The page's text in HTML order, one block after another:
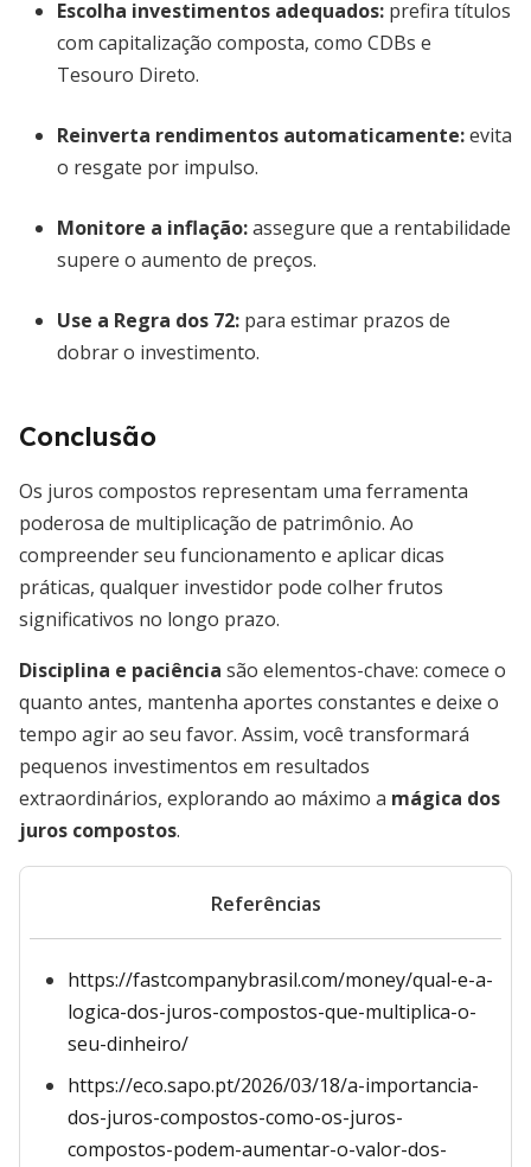
Escolha investimentos adequados: prefira títulos
com capitalização composta, como CDBs e
Tesouro Direto.
Reinverta rendimentos automaticamente:evita
o resgate por impulso.
Monitore a inflação:assegure que a rentabilidade
supere o aumento de preços.
Use a Regra dos 72: para estimar prazos de
dobrar o investimento.
Conclusão
Os juros compostos representam uma ferramenta
poderosa de multiplicação de patrimônio. Ao
compreender seu funcionamento e aplicar dicas
práticas, qualquer investidor pode colher frutos
significativos no longo prazo.
Disciplina e paciência são elementos-chave: comece o
quanto antes, mantenha aportes constantes e deixe o
tempo agir ao seu favor. Assim, você transformará
pequenos investimentos em resultados
extraordinários, explorando ao máximo a mágica dos
juros compostos.
Referências
https://fastcompanybrasil.com/money/qual-e-a-
logica-dos-juros-compostos-que-multiplica-o-
seu-dinheiro/
https://eco.sapo.pt/2026/03/18/a-importancia-
dos-juros-compostos-como-os-juros-
compostos-podem-aumentar-o-valor-dos-